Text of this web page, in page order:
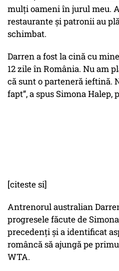
mulţi oameni în jurul meu.
restaurante şi patronii au
schimbat.
Darren a fost la cină cu
12 zile în România. Nu am
că sunt o parteneră ieftină.
fapt”, a spus Simona Halep,
[citeste si]
Antrenorul australian
progresele făcute de
precedenți și a identificat
româncă să ajungă pe
WTA.